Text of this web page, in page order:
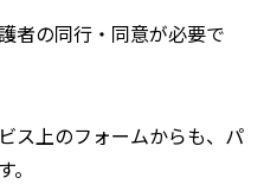
者の同行・同意が必要で
ス上のフォームからも、パ